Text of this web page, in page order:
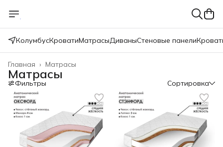
КолумбусКроватиМатрасыДиваныСтеновые панели
Матрасы
Главная ›
Матрасы
Фильтры Сортировка